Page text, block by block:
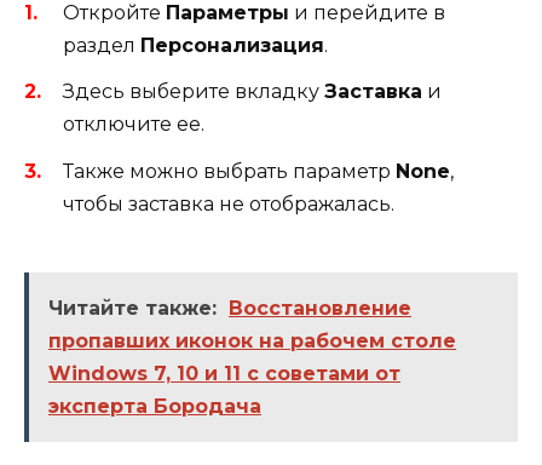
Откройте Параметры и перейдите в
раздел Персонализация.
Здесь выберите вкладку Заставка и
отключите ее.
Также можно выбрать параметр None,
чтобы заставка не отображалась.
Читайте также: Восстановление
пропавших иконок на рабочем столе
Windows 7, 10 и 11 с советами от
эксперта Бородача